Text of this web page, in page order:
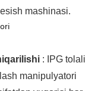
mashinasi.
: IPG tolali
manipulyatori